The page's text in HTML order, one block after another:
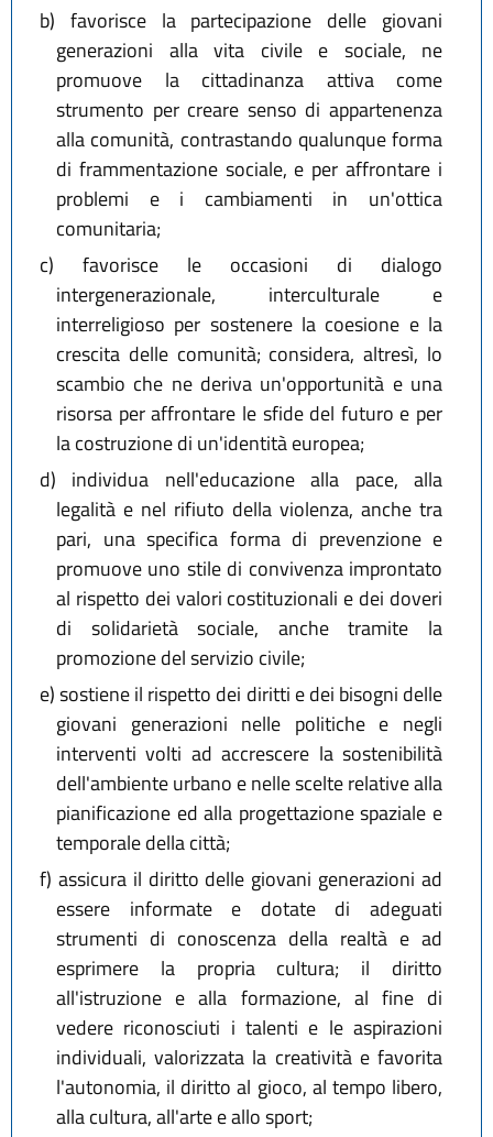
b) favorisce la partecipazione delle giovani
generazioni alla vita civile e sociale, ne
promuove la cittadinanza attiva come
strumento per creare senso di appartenenza
alla comunità, contrastando qualunque forma
di frammentazione sociale, e per affrontare i
problemi e i cambiamenti in un'ottica
comunitaria;
c) favorisce le occasioni di dialogo
intergenerazionale, interculturale e
interreligioso per sostenere la coesione e la
crescita delle comunità; considera, altresì, lo
scambio che ne deriva un'opportunità e una
risorsa per affrontare le sfide del futuro e per
la costruzione di un'identità europea;
d) individua nell'educazione alla pace, alla
legalità e nel rifiuto della violenza, anche tra
pari, una specifica forma di prevenzione e
promuove uno stile di convivenza improntato
al rispetto dei valori costituzionali e dei doveri
di solidarietà sociale, anche tramite la
promozione del servizio civile;
e)sostiene il rispetto dei diritti e dei bisogni delle
giovani generazioni nelle politiche e negli
interventi volti ad accrescere la sostenibilità
dell'ambiente urbano e nelle scelte relative alla
pianificazione ed alla progettazione spaziale e
temporale della città;
f) assicura il diritto delle giovani generazioni ad
essere informate e dotate di adeguati
strumenti di conoscenza della realtà e ad
esprimere la propria cultura; il diritto
all'istruzione e alla formazione, al fine di
vedere riconosciuti i talenti e le aspirazioni
individuali, valorizzata la creatività e favorita
l'autonomia, il diritto al gioco, al tempo libero,
alla cultura, all'arte e allo sport;